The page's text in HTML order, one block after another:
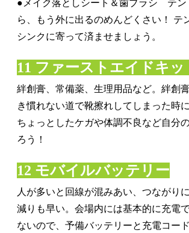
●メイク落としシート＆歯ブラシ テン
ら、もう外に出るのめんどくさい！ テ
シンクに寄って済ませましょう。
11 ファーストエイドキッ
絆創膏、常備薬、生理用品など。絆創
き慣れない道で靴擦れしてしまった時
ちょっとしたケガや体調不良など自分
ろう！
12 モバイルバッテリー
人が多いと回線が混みあい、つながり
減りも早い。会場内には基本的に充電
ないので、予備バッテリーと充電コード